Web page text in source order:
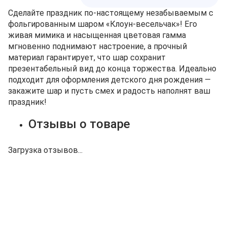
Сделайте праздник по‑настоящему незабываемым с
фольгированным шаром «Клоун‑весельчак»! Его
живая мимика и насыщенная цветовая гамма
мгновенно поднимают настроение, а прочный
материал гарантирует, что шар сохранит
презентабельный вид до конца торжества. Идеально
подходит для оформления детского дня рождения —
закажите шар и пусть смех и радость наполнят ваш
праздник!
Отзывы о товаре
Загрузка отзывов...